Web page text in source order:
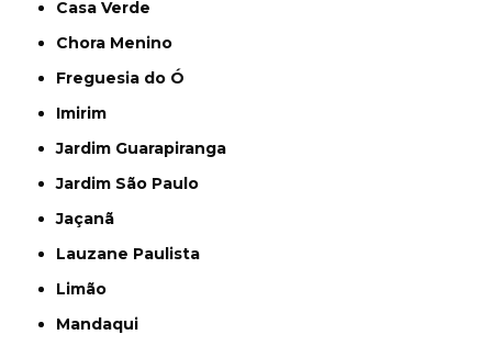
Casa Verde
Chora Menino
Freguesia do Ó
Imirim
Jardim Guarapiranga
Jardim São Paulo
Jaçanã
Lauzane Paulista
Limão
Mandaqui